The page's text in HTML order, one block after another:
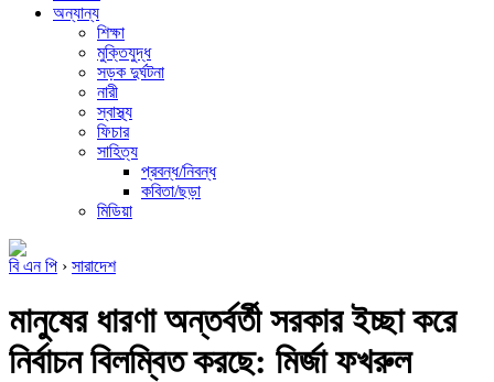
অন্যান্য
শিক্ষা
মুক্তিযুদ্ধ
সড়ক দুর্ঘটনা
নারী
স্বাস্থ্য
ফিচার
সাহিত্য
প্রবন্ধ/নিবন্ধ
কবিতা/ছড়া
মিডিয়া
বি এন পি › সারাদেশ
মানুষের ধারণা অন্তর্বর্তী সরকার ইচ্ছা করে
নির্বাচন বিলম্বিত করছে: মির্জা ফখরুল